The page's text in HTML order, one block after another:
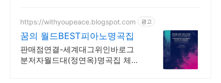
https://withyoupeace.blogspot.com 광고
꿈의 월드BEST피아노명곡집
판매점연결-세계대그위인바로그
분저자월드대(정연옥)명곡집 체르